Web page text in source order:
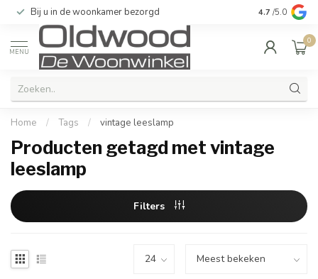
Bij u in de woonkamer bezorgd Kwaliteit &
4.7 /5.0
MENU
0
Home / Tags / vintage leeslamp
Producten getagd met vintage
leeslamp
Filters